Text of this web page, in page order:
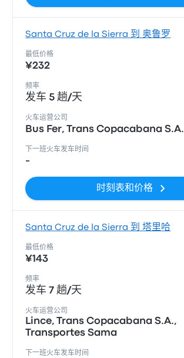
Santa Cruz de la Sierra 到 奥鲁罗
最低价格
¥232
频率
发车 5 趟/天
火车运营公司
Bus Fer, Trans Copacabana S.A.
下一班火车发车时间
-
时刻表和价格
Santa Cruz de la Sierra 到 塔里哈
最低价格
¥143
频率
发车 7 趟/天
火车运营公司
Lince, Trans Copacabana S.A.,
Transportes Sama
下一班火车发车时间